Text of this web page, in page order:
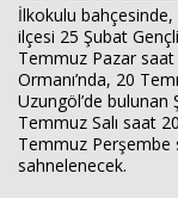
İlkokulu
ilçesi 25 Şubat
Temmuz Pazar saat
Ormanı’nda, 20
Uzungöl’de bulunan
Temmuz Salı saat
Temmuz Perşembe
sahnelenecek.